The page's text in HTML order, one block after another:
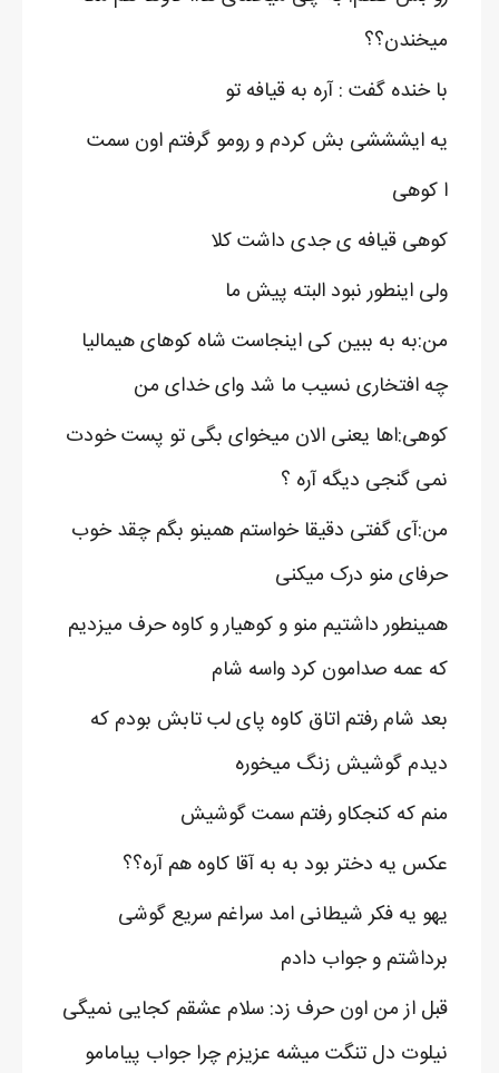
میخندن؟؟
با خنده گفت : آره به قیافه تو
یه ایشششی بش کردم و رومو گرفتم اون سمت
ا کوهی
کوهی قیافه ی جدی داشت کلا
ولی اینطور نبود البته پیش ما
من:به به ببین کی اینجاست شاه کوهای هیمالیا
چه افتخاری نسیب ما شد وای خدای من
کوهی:اها یعنی الان میخوای بگی تو پست خودت
نمی گنجی دیگه آره ؟
من:آی گفتی دقیقا خواستم همینو بگم چقد خوب
حرفای منو درک میکنی
همینطور داشتیم منو و کوهیار و کاوه حرف میزدیم
که عمه صدامون کرد واسه شام
بعد شام رفتم اتاق کاوه پای لب تابش بودم که
دیدم گوشیش زنگ میخوره
منم که کنجکاو رفتم سمت گوشیش
عکس یه دختر بود به به آقا کاوه هم آره؟؟
یهو یه فکر شیطانی امد سراغم سریع گوشی
برداشتم و جواب دادم
قبل از من اون حرف زد: سلام عشقم کجایی نمیگی
نیلوت دل تنگت میشه عزیزم چرا جواب پیامامو